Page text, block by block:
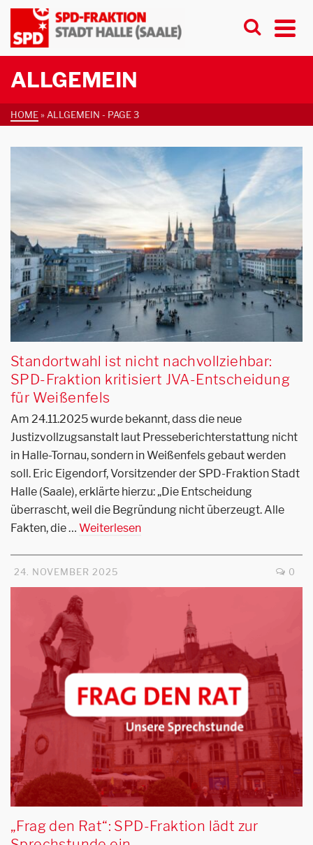
ALLGEMEIN
HOME» ALLGEMEIN - PAGE 3
Standortwahl ist nicht nachvollziehbar:
SPD-Fraktion kritisiert JVA-Entscheidung
für Weißenfels
Am 24.11.2025 wurde bekannt, dass die neue
Justizvollzugsanstalt laut Presseberichterstattung nicht
in Halle-Tornau, sondern in Weißenfels gebaut werden
soll. Eric Eigendorf, Vorsitzender der SPD-Fraktion Stadt
Halle (Saale), erklärte hierzu: „Die Entscheidung
überrascht, weil die Begründung nicht überzeugt. Alle
Fakten, die … Weiterlesen
24. NOVEMBER 2025 0
„Frag den Rat“: SPD-Fraktion lädt zur